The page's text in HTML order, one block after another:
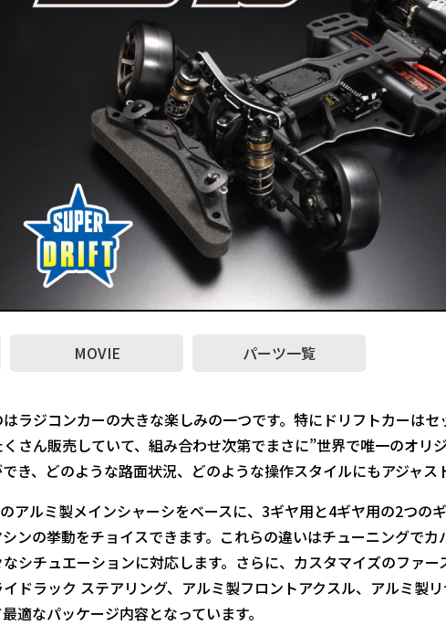
MOVIE パーツ一覧
ラジコンカーの大きな楽しみの一つです。特にドリフトカーは
さん販売していて、組み合わせ次第でまさに”世界で唯一のオリ
き、どのような路面状況、どのような操作スタイルにもアジャス
アルミ製メインシャーシをベースに、3ギヤ用と4ギヤ用の2つの
ンの挙動をチョイスできます。これらの違いはチューニングで
シチュエーションに対応します。さらに、カスタマイズのファ
ドラック ステアリング、アルミ製フロントアクスル、アルミ製
適なパッケージ内容となっています。